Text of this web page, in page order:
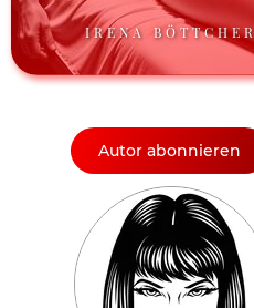
IRENA BÖTTCHER
Autor abonnieren